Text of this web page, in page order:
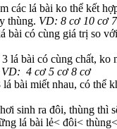
các lá bài ko thể kết
thùng. VD: 8 cơ 10 cơ
bài có cùng giá trị so
lá bài có cùng chất, ko
VD: 4 cơ 5 cơ 8 cơ
lá bài miết nhau, có thể
sinh ra đôi, thùng thì
lá bài lẻ< đôi<